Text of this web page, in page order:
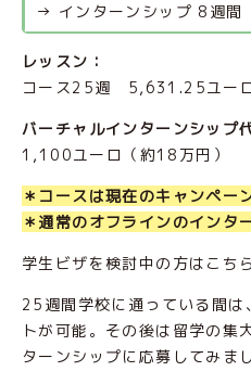
→ インターンシップ 8週間
レッスン：
コース25週 5,631.25ユーロ
バーチャルインターンシップ
1,100ユーロ（約18万円）
＊コースは現在のキャンペー
＊通常のオフラインのインタ
学生ビザを検討中の方はこち
25週間学校に通っている間
トが可能。その後は留学の集
ターンシップに応募してみま